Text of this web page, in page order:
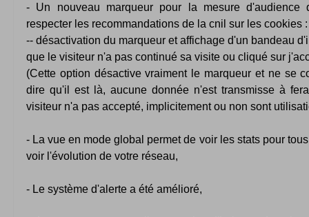
- Un nouveau marqueur pour la mesure d'audience
respecter les recommandations de la cnil sur les cookies :
-- désactivation du marqueur et affichage d'un bandeau
que le visiteur n'a pas continué sa visite ou cliqué sur
(Cette option désactive vraiment le marqueur et ne se
dire qu'il est là, aucune donnée n'est transmisse à
visiteur n'a pas accepté, implicitement ou non sont
- La vue en mode global permet de voir les stats pour
voir l'évolution de votre réseau,
- Le système d'alerte a été amélioré,